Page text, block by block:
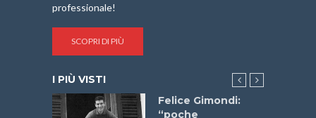
professionale!
SCOPRI DI PIÙ
I PIÙ VISTI
Felice Gimondi:
“poche